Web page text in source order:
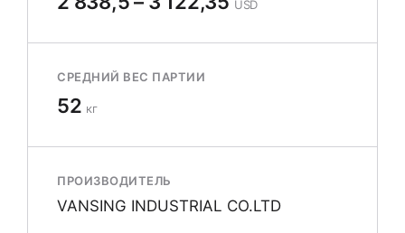
USD
СРЕДНИЙ ВЕС ПАРТИИ
52 кг
ПРОИЗВОДИТЕЛЬ
VANSING INDUSTRIAL CO.LTD